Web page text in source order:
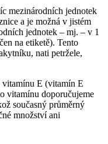
mezinárodních jednotek
a je možná v jistém
jednotek – mj. – v 1
na etiketě). Tento
nati petržele,
vitamínu E (vitamín E
vitamínu doporučujeme
současný průměrný
množství ani